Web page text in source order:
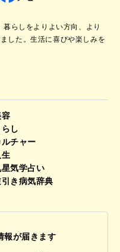
らしをよりよい方向、より
した。生活に喜びや楽しみを
らし
ルチャー
生
星気学占い
き病気辞典
報が届きます